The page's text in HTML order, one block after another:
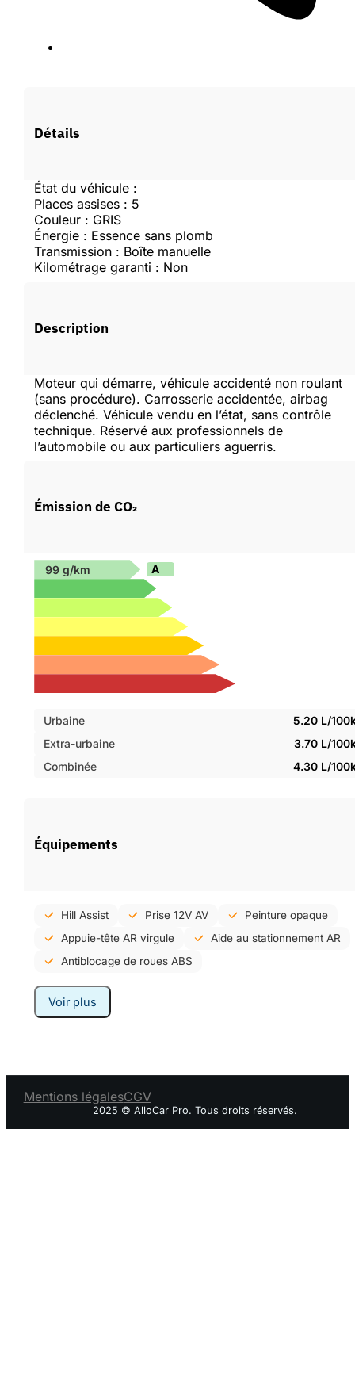
Détails
État du véhicule :
Places assises : 5
Couleur : GRIS
Énergie : Essence sans plomb
Transmission : Boîte manuelle
Kilométrage garanti : Non
Description
Moteur qui démarre, véhicule accidenté non roulant
(sans procédure). Carrosserie accidentée, airbag
déclenché. Véhicule vendu en l’état, sans contrôle
technique. Réservé aux professionnels de
l’automobile ou aux particuliers aguerris.
Émission de CO₂
A
Urbaine
5.20 L/
Extra-urbaine
3.70 L/
Combinée
4.30 L/
Équipements
Hill Assist Prise 12V AV
Peinture opaque
Appuie-tête AR virgule
Aide au stationnement AR
Antiblocage de roues ABS
Voir plus
Mentions légalesCGV
2025 © AlloCar Pro. Tous droits réservés.